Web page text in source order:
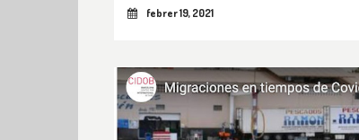
febrer 19, 2021